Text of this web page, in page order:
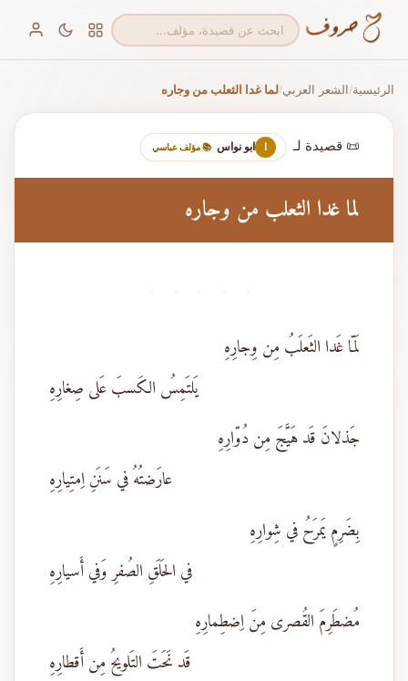
الرئيسية/الشعر العربي/لما غدا الثعلب من وجاره
📜 قصيدة لـ ا ابو نواس 📚 مؤلف عباسي
لما غدا الثعلب من وجاره
· · · · ·
لَمّا غَدا الثَعلَبُ مِن وِجارِهِ
يَلتَمِسُ الكَسبَ عَلى صِغارِهِ
جَذلانَ قَد هَيَّجَ مِن دُوّارِهِ
عارَضتُهُ في سَنَنِ اِمتِيارِهِ
بِضَرِمٍ يَمرَحُ في شِوارِهِ
في الحَلَقِ الصُفرِ وَفي أَسيارِهِ
مُضطَرِمَ القُصرى مِنَ اِضطِمارِهِ
قَد نَحَتَ التَلويحُ مِن أَقطارِهِ